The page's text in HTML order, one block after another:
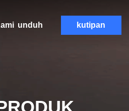
unduh kutipan